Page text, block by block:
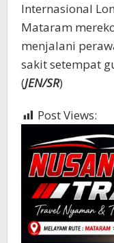
Internasional
Mataram
menjalani
sakit setempat
(JEN/SR)
Post Views: